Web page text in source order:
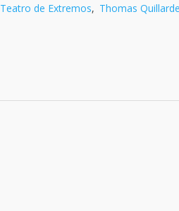
Teatro de Extremos, Thomas